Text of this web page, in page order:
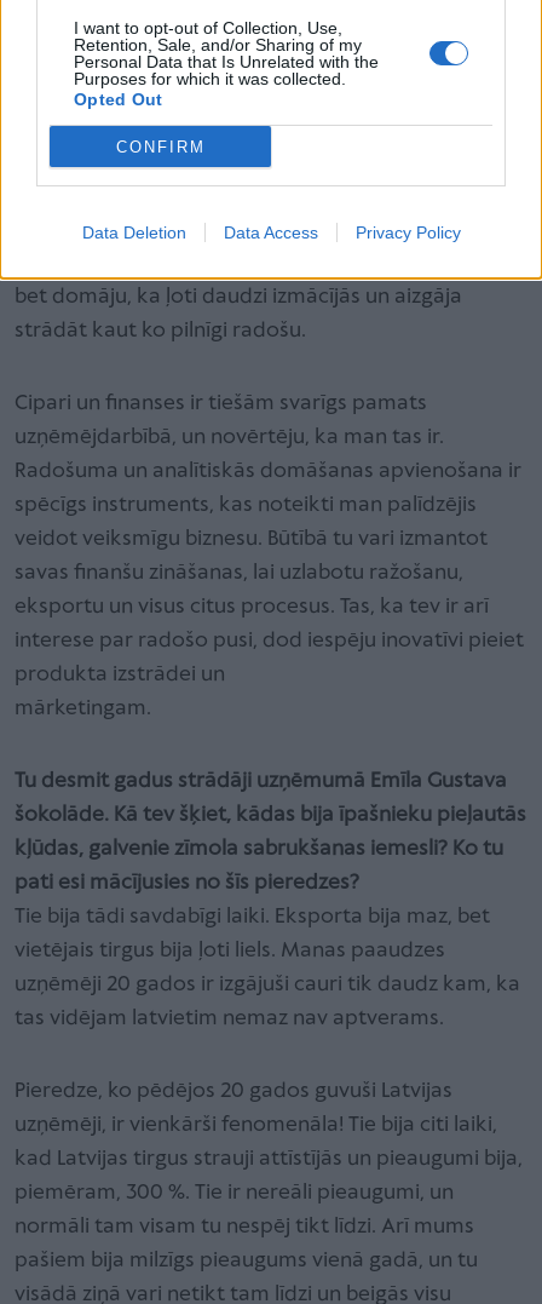
I want to opt-out of Collection, Use,
Retention, Sale, and/or Sharing of my
Personal Data that Is Unrelated with the
Purposes for which it was collected.
Opted Out
CONFIRM
Data Deletion Data Access Privacy Policy
radošajā pietrūka. Laba izglītība ir pamatu pamats,
domāju, tas pat nav diskutējams – pēc tam jau katrs
var domāt.
Manos laikos visi bija vai nu ekonomisti, finansisti, vai
visvairāk varēs nopelnīt. Man vēl ir paveicies, ka
bet domāju, ka ļoti daudzi izmācījās un aizgāja
strādāt kaut ko pilnīgi radošu.
Cipari un finanses ir tiešām svarīgs pamats
uzņēmējdarbībā, un novērtēju, ka man tas ir.
Radošuma un analītiskās domāšanas apvienošana ir
spēcīgs instruments, kas noteikti man palīdzējis
veidot veiksmīgu biznesu. Būtībā tu vari izmantot
savas finanšu zināšanas, lai uzlabotu ražošanu,
eksportu un visus citus procesus. Tas, ka tev ir arī
interese par radošo pusi, dod iespēju inovatīvi pieiet
produkta izstrādei un
mārketingam.
Tu desmit gadus strādāji uzņēmumā Emīla Gustava
šokolāde. Kā tev šķiet, kādas bija īpašnieku pieļautās
kļūdas, galvenie zīmola sabrukšanas iemesli? Ko tu
pati esi mācījusies no šīs pieredzes?
Tie bija tādi savdabīgi laiki. Eksporta bija maz, bet
vietējais tirgus bija ļoti liels. Manas paaudzes
uzņēmēji 20 gados ir izgājuši cauri tik daudz kam, ka
tas vidējam latvietim nemaz nav aptverams.
Pieredze, ko pēdējos 20 gados guvuši Latvijas
uzņēmēji, ir vienkārši fenomenāla! Tie bija citi laiki,
kad Latvijas tirgus strauji attīstījās un pieaugumi bija,
piemēram, 300 %. Tie ir nereāli pieaugumi, un
normāli tam visam tu nespēj tikt līdzi. Arī mums
pašiem bija milzīgs pieaugums vienā gadā, un tu
visādā ziņā vari netikt tam līdzi un beigās visu